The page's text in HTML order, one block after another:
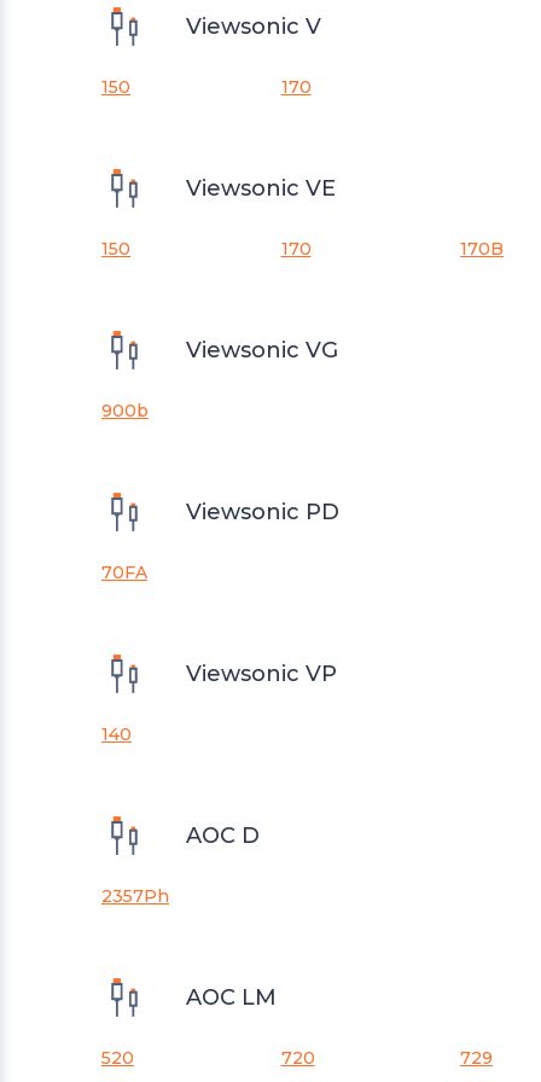
Viewsonic V
150 170
Viewsonic VE
150 170 170B
Viewsonic VG
900b
Viewsonic PD
70FA
Viewsonic VP
140
AOC D
2357Ph
AOC LM
520 720 729